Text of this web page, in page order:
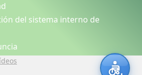
del sistema interno de